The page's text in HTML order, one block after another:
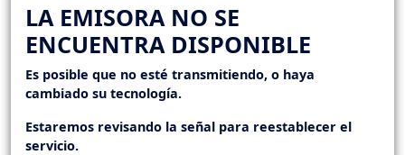
LA EMISORA NO SE
ENCUENTRA DISPONIBLE
Es posible que no esté transmitiendo, o haya
cambiado su tecnología.
Estaremos revisando la señal para reestablecer el
servicio.